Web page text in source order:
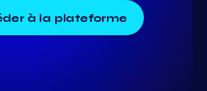
à la plateforme